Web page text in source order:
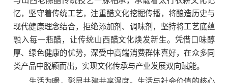
忆，坚守着传统工艺，注重醋文化挖掘传播，将酿造历史与
现代健康理念结合，拒绝添加剂、调味剂，坚持将工艺底蕴
融入每一瓶醋，让传统山西醋文化焕发新生。凭借口味醇
厚、绿色健康的优势，深受中高端消费群体喜好，在众多同
类产品中脱颖而出，实现文化传承与产业发展双向赋能。